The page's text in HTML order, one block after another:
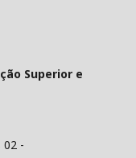
Superior e
02 -